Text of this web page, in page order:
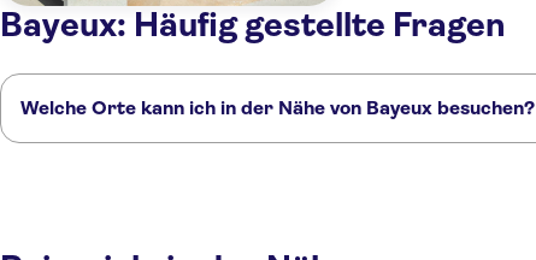
Bayeux: Häufig gestellte Fragen
Welche Orte kann ich in der Nähe von Bayeux besuchen?